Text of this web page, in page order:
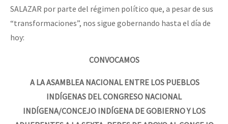
SALAZAR por parte del régimen político que, a pesar de sus
“transformaciones”, nos sigue gobernando hasta el día de
hoy:
CONVOCAMOS
A LA ASAMBLEA NACIONAL ENTRE LOS PUEBLOS
INDÍGENAS DEL CONGRESO NACIONAL
INDÍGENA/CONCEJO INDÍGENA DE GOBIERNO Y LOS